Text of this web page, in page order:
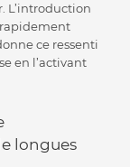
L’introduction
rapidement
ce ressenti
en l’activant
longues